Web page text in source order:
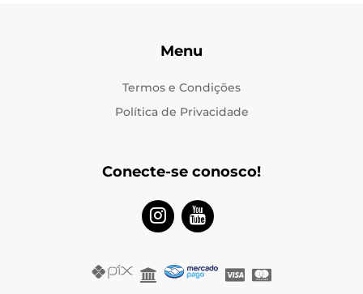
Menu
Termos e Condições
Política de Privacidade
Conecte-se conosco!